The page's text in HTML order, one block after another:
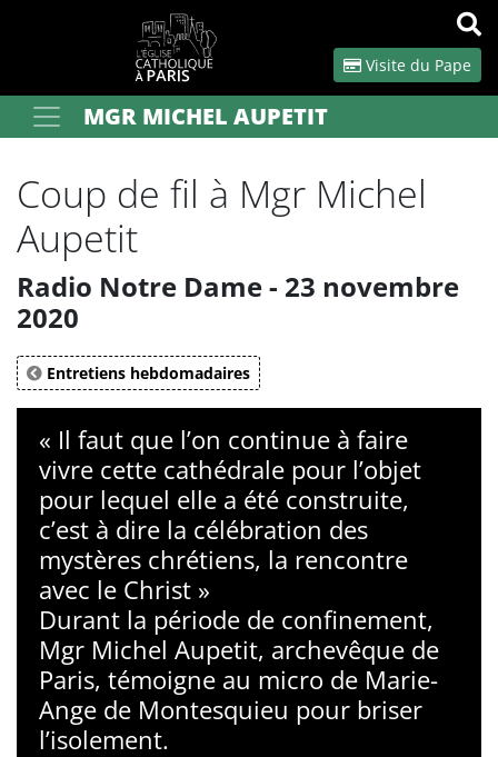
Visite du Pape
Votre rechercheMGR MICHEL AUPETIT
Coup de fil à Mgr Michel
Aupetit
Radio Notre Dame - 23 novembre
2020
Entretiens hebdomadaires
« Il faut que l’on continue à faire
vivre cette cathédrale pour l’objet
pour lequel elle a été construite,
c’est à dire la célébration des
mystères chrétiens, la rencontre
avec le Christ »
Durant la période de confinement,
Mgr Michel Aupetit, archevêque de
Paris, témoigne au micro de Marie-
Ange de Montesquieu pour briser
l’isolement.
Panneau de gestion des cookies